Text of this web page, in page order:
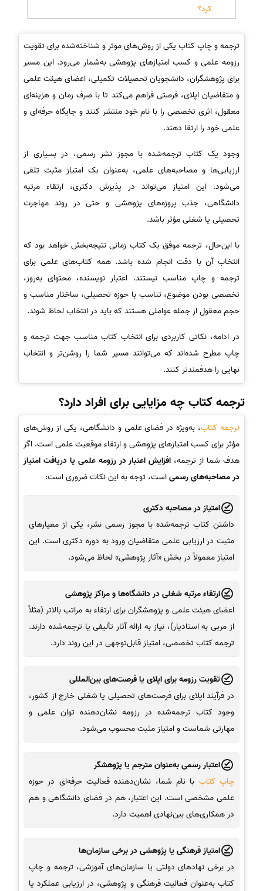
کرد؟
ترجمه و چاپ کتاب یکی از روش‌های موثر و شناخته‌شده برای تقویت
رزومه علمی و کسب امتیازهای پژوهشی به‌شمار می‌رود. این مسیر
برای پژوهشگران، دانشجویان تحصیلات تکمیلی، اعضای هیئت علمی
و متقاضیان اپلای، فرصتی فراهم می‌کند تا با صرف زمان و هزینه‌ای
معقول، اثری تخصصی را با نام خود منتشر کنند و جایگاه حرفه‌ای و
علمی خود را ارتقا دهند.
وجود یک کتاب ترجمه‌شده با مجوز نشر رسمی، در بسیاری از
ارزیابی‌ها و مصاحبه‌های علمی، به‌عنوان یک امتیاز مثبت تلقی
می‌شود. این امتیاز می‌تواند در پذیرش دکتری، ارتقاء مرتبه
دانشگاهی، جذب پروژه‌های پژوهشی و حتی در روند مهاجرت
تحصیلی یا شغلی مؤثر باشد.
با این‌حال، ترجمه موفق یک کتاب زمانی نتیجه‌بخش خواهد بود که
انتخاب آن با دقت انجام شده باشد. همه کتاب‌های علمی برای
ترجمه و چاپ مناسب نیستند. اعتبار نویسنده، محتوای به‌روز،
تخصصی بودن موضوع، تناسب با حوزه تحصیلی، ساختار مناسب و
حجم معقول از جمله عواملی هستند که باید در انتخاب لحاظ شوند.
در ادامه، نکاتی کاربردی برای انتخاب کتاب مناسب جهت ترجمه و
چاپ مطرح شده‌اند که می‌توانند مسیر شما را روشن‌تر و انتخاب
نهایی را هدفمندتر کنند.
ترجمه کتاب چه مزایایی برای افراد دارد؟
ترجمه کتاب، به‌ویژه در فضای علمی و دانشگاهی، یکی از روش‌های
مؤثر برای کسب امتیازهای پژوهشی و ارتقاء موقعیت علمی است. اگر
هدف شما از ترجمه، افزایش اعتبار در رزومه علمی یا دریافت امتیاز
در مصاحبه‌های رسمیاست، توجه به این نکات ضروری است:
امتیاز در مصاحبه دکتری
داشتن کتاب ترجمه‌شده با مجوز رسمی نشر، یکی از معیارهای
مثبت در ارزیابی علمی متقاضیان ورود به دوره دکتری است. این
امتیاز معمولاً در بخش «آثار پژوهشی» لحاظ می‌شود.
ارتقاء مرتبه شغلی در دانشگاه‌ها و مراکز پژوهشی
اعضای هیئت علمی و پژوهشگران برای ارتقاء به مراتب بالاتر (مثلاً
از مربی به استادیار)، نیاز به ارائه آثار تألیفی یا ترجمه‌شده دارند.
ترجمه کتاب تخصصی، امتیاز قابل‌توجهی در این روند دارد.
تقویت رزومه برای اپلای یا فرصت‌های بین‌المللی
در فرآیند اپلای برای فرصت‌های تحصیلی یا شغلی خارج از کشور،
وجود کتاب ترجمه‌شده در رزومه نشان‌دهنده توان علمی و
مهارتی شماست و امتیاز مثبت محسوب می‌شود.
اعتبار رسمی به‌عنوان مترجم یا پژوهشگر
چاپ کتاب با نام شما، نشان‌دهنده فعالیت حرفه‌ای در حوزه
علمی مشخصی است. این اعتبار، هم در فضای دانشگاهی و هم
در همکاری‌های بین‌نهادی اهمیت دارد.
امتیاز فرهنگی یا پژوهشی در برخی سازمان‌ها
در برخی نهادهای دولتی یا سازمان‌های آموزشی، ترجمه و چاپ
کتاب به‌عنوان فعالیت فرهنگی و پژوهشی، در ارزیابی عملکرد یا